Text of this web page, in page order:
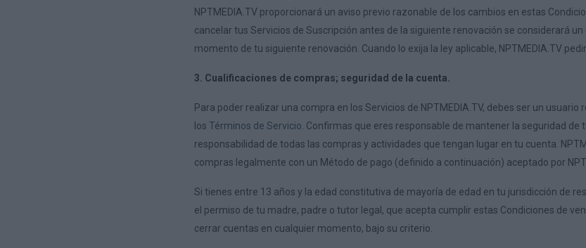
NPTMEDIA.TV proporcionará un aviso previo razonable de los cambios en estas
cancelar tus Servicios de Suscripción antes de la siguiente renovación se considerará
momento de tu siguiente renovación. Cuando lo exija la ley aplicable, NPTMEDIA.TV
3. Cualificaciones de compras; seguridad de la cuenta.
Para poder realizar una compra en los Servicios de NPTMEDIA.TV, debes ser un usuario
los Términos de Servicio . Confirmas que eres responsable de mantener la seguridad
responsabilidad de todas las compras y actividades que tengan lugar en tu cuenta.
compras legalmente con un Método de pago (definido a continuación) aceptado por
Si tienes entre 13 años y la edad constitutiva de mayoría de edad en tu jurisdicción de
el permiso de tu madre, padre o tutor legal, que acepta cumplir estas Condiciones de
cerrar cuentas en cualquier momento, bajo su criterio.